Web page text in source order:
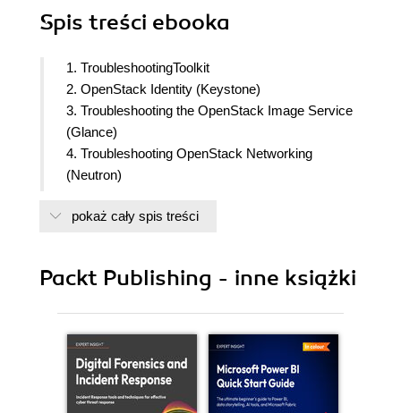
Spis treści ebooka
1. TroubleshootingToolkit
2. OpenStack Identity (Keystone)
3. Troubleshooting the OpenStack Image Service
(Glance)
4. Troubleshooting OpenStack Networking
(Neutron)
6. Troubleshooting OpenStack Block Storage
(Swift)
9. Troubleshooting the OpenStack Telemetry
Service (Ceilometer)
10. OpenStack Performance, Availability and
pokaż cały spis treści
Packt Publishing - inne książki